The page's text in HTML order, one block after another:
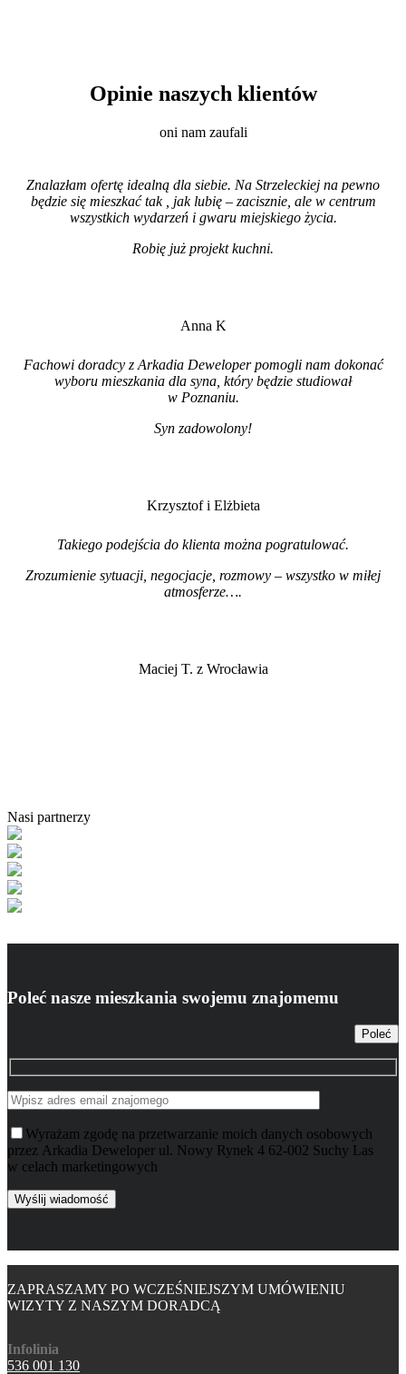
Opinie naszych klientów
oni nam zaufali
Znalazłam ofertę idealną dla siebie. Na Strzeleckiej na pewno
będzie się mieszkać tak , jak lubię – zacisznie, ale w centrum
wszystkich wydarzeń i gwaru miejskiego życia.
Robię już projekt kuchni.
Anna K
Fachowi doradcy z Arkadia Deweloper pomogli nam dokonać
wyboru mieszkania dla syna, który będzie studiował
w Poznaniu.
Syn zadowolony!
Krzysztof i Elżbieta
Takiego podejścia do klienta można pogratulować.
Zrozumienie sytuacji, negocjacje, rozmowy – wszystko w miłej
atmosferze….
Maciej T. z Wrocławia
Nasi partnerzy
Poleć nasze mieszkania swojemu znajomemu
Poleć
Wyrażam zgodę na przetwarzanie moich danych osobowych
przez Arkadia Deweloper ul. Nowy Rynek 4 62-002 Suchy Las
w celach marketingowych
ZAPRASZAMY PO WCZEŚNIEJSZYM UMÓWIENIU
WIZYTY Z NASZYM DORADCĄ
Infolinia
536 001 130